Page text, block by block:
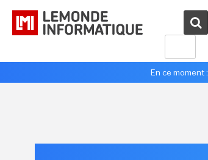
En ce moment :